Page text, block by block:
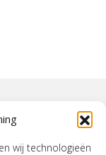
wij technologieën